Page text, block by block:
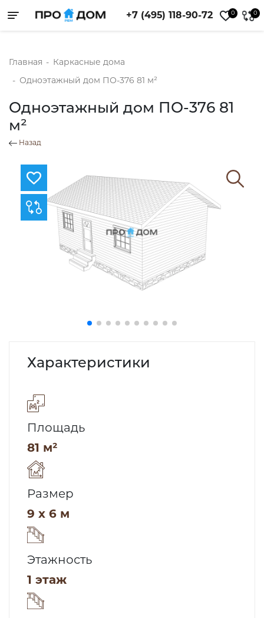
Toggle navigation +7 (495) 118-90-72 0 0
Главная - Каркасные дома
- Одноэтажный дом ПО-376 81 м²
Одноэтажный дом ПО-376 81
м²
Назад
Характеристики
Площадь
81 м²
Размер
9 x 6 м
Этажность
1 этаж